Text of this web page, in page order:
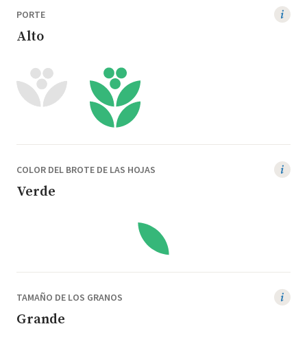
PORTE
Alto
COLOR DEL BROTE DE LAS HOJAS
Verde
TAMAÑO DE LOS GRANOS
Grande